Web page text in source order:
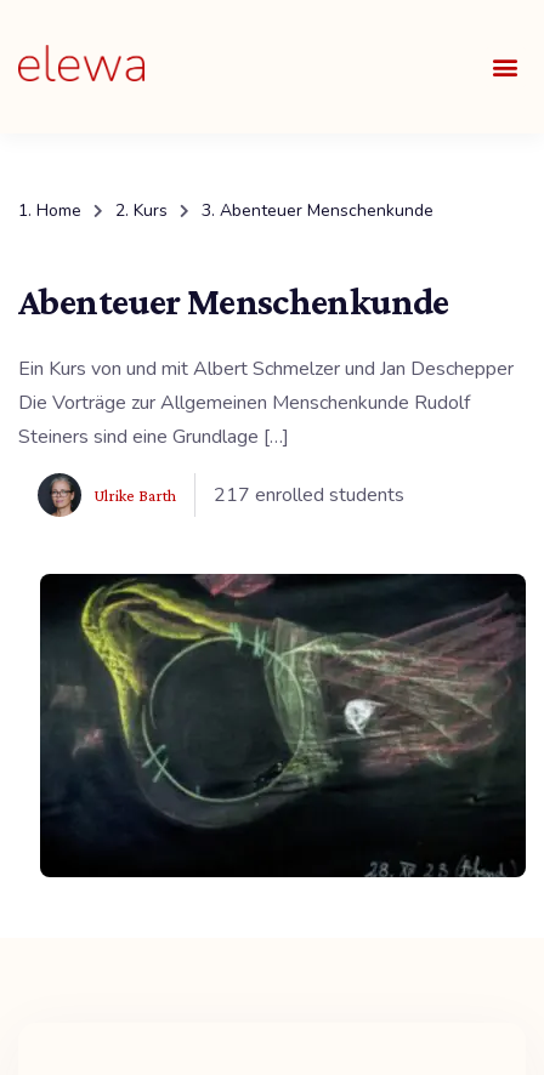
Home Kurs Abenteuer Menschenkunde
Abenteuer Menschenkunde
Ein Kurs von und mit Albert Schmelzer und Jan Deschepper
Die Vorträge zur Allgemeinen Menschenkunde Rudolf
Steiners sind eine Grundlage […]
Ulrike Barth 217 enrolled students